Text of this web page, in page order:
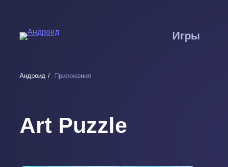
основному
Игры
Андроид Приложения
Art Puzzle